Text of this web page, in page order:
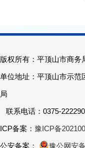
版权所有：平顶山市商
单位地址：平顶山市示范
局
联系电话：0375-
ICP备案： 豫ICP备
公安备案： 豫公网安